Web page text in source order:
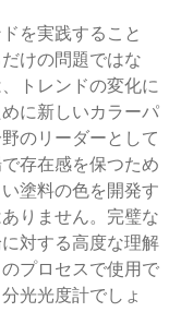
を実践すること
けの問題ではな
トレンドの変化に
に新しいカラーパ
のリーダーとして
存在感を保つため
塗料の色を開発す
りません。完璧な
対する高度な理解
プロセスで使用で
光光度計でしょ